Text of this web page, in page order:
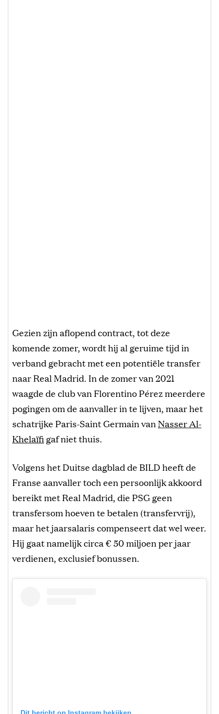
Gezien zijn aflopend contract, tot deze
komende zomer, wordt hij al geruime tijd in
verband gebracht met een potentiële transfer
naar Real Madrid. In de zomer van 2021
waagde de club van Florentino Pérez meerdere
pogingen om de aanvaller in te lijven, maar het
schatrijke Paris-Saint Germain van Nasser Al-
Khelaïfi gaf niet thuis.
Volgens het Duitse dagblad de BILD heeft de
Franse aanvaller toch een persoonlijk akkoord
bereikt met Real Madrid, die PSG geen
transfersom hoeven te betalen (transfervrij),
maar het jaarsalaris compenseert dat wel weer.
Hij gaat namelijk circa € 50 miljoen per jaar
verdienen, exclusief bonussen.